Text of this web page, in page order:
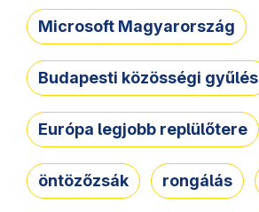
Microsoft Magyarország
Budapesti közösségi gyűlés
Európa legjobb replülőtere
öntözőzsák rongálás